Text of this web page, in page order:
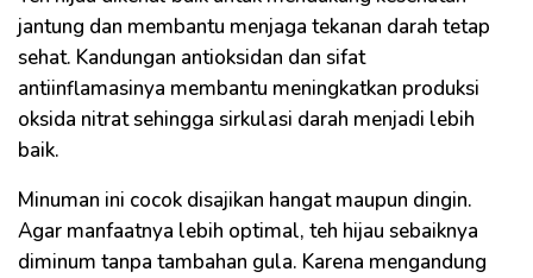
jantung dan membantu menjaga tekanan darah tetap
sehat. Kandungan antioksidan dan sifat
antiinflamasinya membantu meningkatkan produksi
oksida nitrat sehingga sirkulasi darah menjadi lebih
baik.
Minuman ini cocok disajikan hangat maupun dingin.
Agar manfaatnya lebih optimal, teh hijau sebaiknya
diminum tanpa tambahan gula. Karena mengandung